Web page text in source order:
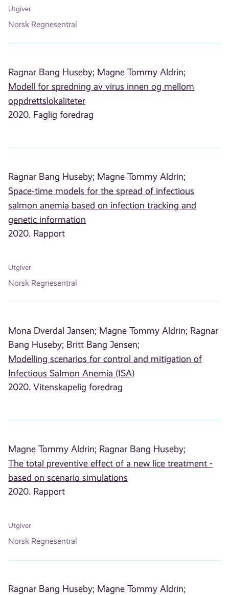
Utgiver
Norsk Regnesentral
Ragnar Bang Huseby; Magne Tommy Aldrin;
Modell for spredning av virus innen og mellom
oppdrettslokaliteter
2020. Faglig foredrag
Ragnar Bang Huseby; Magne Tommy Aldrin;
Space-time models for the spread of infectious
salmon anemia based on infection tracking and
genetic information
2020. Rapport
Utgiver
Norsk Regnesentral
Mona Dverdal Jansen; Magne Tommy Aldrin; Ragnar
Bang Huseby; Britt Bang Jensen;
Modelling scenarios for control and mitigation of
Infectious Salmon Anemia (ISA)
2020. Vitenskapelig foredrag
Magne Tommy Aldrin; Ragnar Bang Huseby;
The total preventive effect of a new lice treatment -
based on scenario simulations
2020. Rapport
Utgiver
Norsk Regnesentral
Ragnar Bang Huseby; Magne Tommy Aldrin;